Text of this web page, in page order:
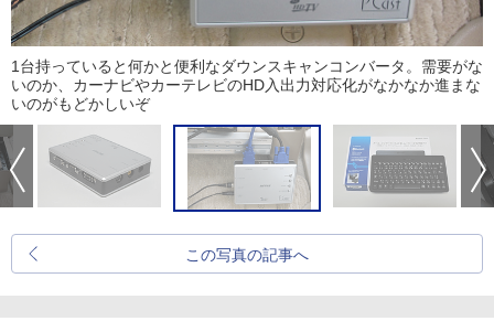
1台持っていると何かと便利なダウンスキャンコンバータ。需要がな
いのか、カーナビやカーテレビのHD入出力対応化がなかなか進まな
いのがもどかしいぞ
この写真の記事へ